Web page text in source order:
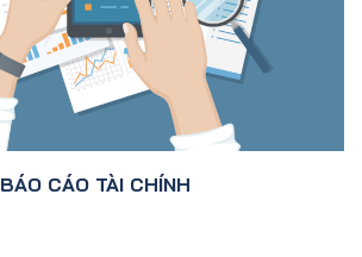
BÁO CÁO TÀI CHÍNH